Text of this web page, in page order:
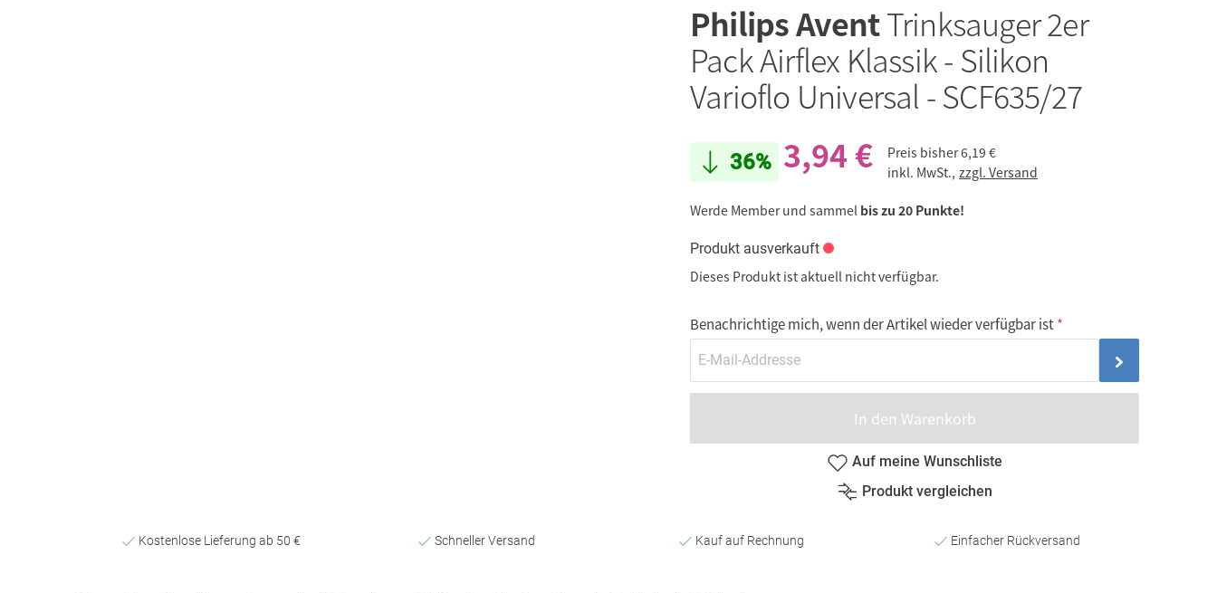
Philips AventTrinksauger 2er
Pack Airflex Klassik - Silikon
Varioflo Universal - SCF635/27
36% 3,94 € Preis bisher6,19 €
inkl. MwSt., zzgl. Versand
Werde Member und sammel bis zu 20 Punkte!
Produkt ausverkauft
Dieses Produkt ist aktuell nicht verfügbar.
Benachrichtige mich, wenn der Artikel wieder verfügbar ist
In den Warenkorb
Auf meine Wunschliste
Produkt vergleichen
Kostenlose Lieferung ab 50 € Schneller Versand Kauf auf Rechnung Einfacher Rückversand